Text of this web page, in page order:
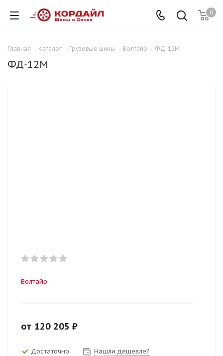
0
Главная - Каталог - Грузовые шины - Волтайр - ФД-12М
ФД-12М
Волтайр
от 120 205 ₽
Достаточно Нашли дешевле?